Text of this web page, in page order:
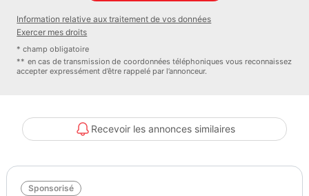
Principaux équipements :
- 4x4
- ABS
- Accoudoir
- Apple CarPlay
- Assistance au freinage d&#039;urgence
- Assistant d&#039;angle mort
- Assistant feux de route
Information relative aux traitement de vos données
Exercer mes droits
* champ obligatoire
** en cas de transmission de coordonnées téléphoniques vous reconnaissez
accepter expressément d’être rappelé par l’annonceur.
Recevoir les annonces similaires
Sponsorisé